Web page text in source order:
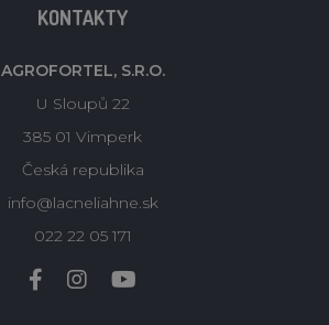
KONTAKTY
AGROFORTEL, S.R.O.
U Sloupů 22
385 01 Vimperk
Česká republika
info@lacneliahne.sk
022 22 05 171